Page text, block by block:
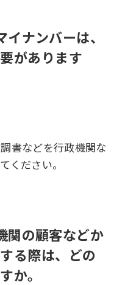
ナンバーは、
があります
書などを行政機関な
ください。
関の顧客などか
る際は、どの
か。